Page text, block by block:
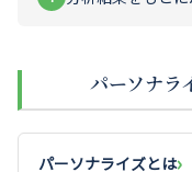
パーソナラ
パーソナライズとは